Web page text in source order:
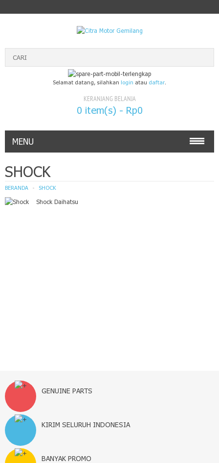
Selamat datang, silahkan login atau daftar.
KERANJANG BELANJA
0 item(s) - Rp0
MENU
DAIHATSU GENUINE PARTS
ISUZU GENUINE PARTS
SHOCK
BERANDA SHOCK
Shock Daihatsu
GENUINE PARTS
KIRIM SELURUH INDONESIA
BANYAK PROMO